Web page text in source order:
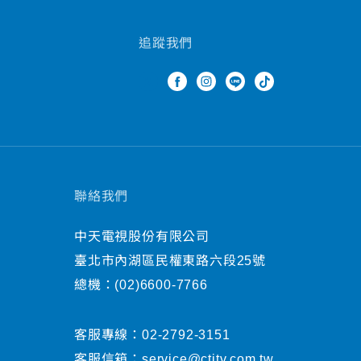
追蹤我們
聯絡我們
中天電視股份有限公司
臺北市內湖區民權東路六段25號
總機： (02)6600-7766
客服專線： 02-2792-3151